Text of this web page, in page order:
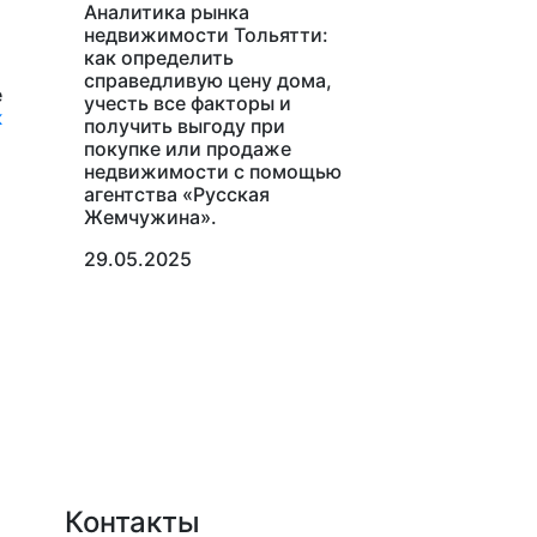
Аналитика рынка
недвижимости Тольятти:
как определить
справедливую цену дома,
учесть все факторы и
получить выгоду при
покупке или продаже
недвижимости с помощью
агентства «Русская
Жемчужина».
29.05.2025
Контакты